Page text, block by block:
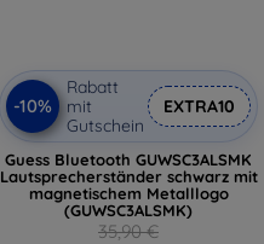
-10%
Rabatt
mit
Gutschein
EXTRA10
Guess Bluetooth GUWSC3ALSMK
Lautsprecherständer schwarz mit
magnetischem Metalllogo
(GUWSC3ALSMK)
35,90 €